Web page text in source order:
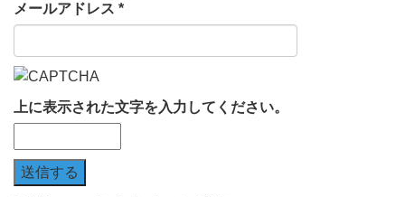
メールアドレス *
上に表示された文字を入力してください。